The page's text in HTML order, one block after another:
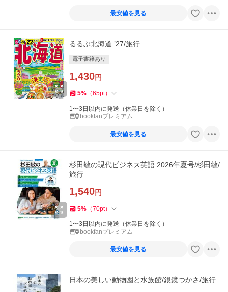
最安値を見る
るるぶ北海道 ’27/旅行
電子書籍あり
1,430円
5% （65pt）
1〜3日以内に発送（休業日を除く）
bookfanプレミアム
最安値を見る
杉田敏の現代ビジネス英語 2026年夏号/杉田敏/
旅行
1,540円
5% （70pt）
1〜3日以内に発送（休業日を除く）
bookfanプレミアム
最安値を見る
日本の美しい動物園と水族館/銀鏡つかさ/旅行